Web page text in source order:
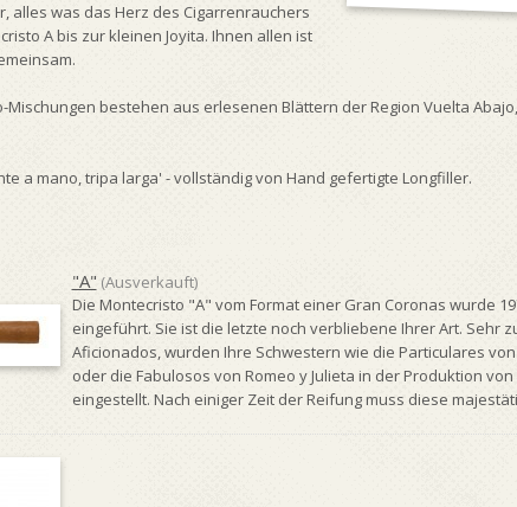
alles was das Herz des Cigarrenrauchers
A bis zur kleinen Joyita. Ihnen allen ist
bestehen aus erlesenen Blättern der Region Vuelta
a mano, tripa larga' - vollständig von Hand gefertigte Longfiller.
"A" (Ausverkauft)
Die Montecristo "A" vom Format einer Gran Coronas wurde
eingeführt. Sie ist die letzte noch verbliebene Ihrer Art. Sehr
Aficionados, wurden Ihre Schwestern wie die Particulares
oder die Fabulosos von Romeo y Julieta in der Produktion
eingestellt. Nach einiger Zeit der Reifung muss diese